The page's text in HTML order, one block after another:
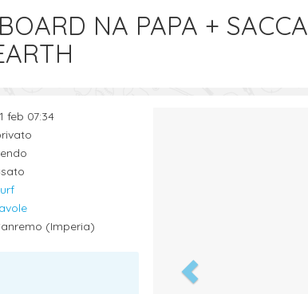
NA PAPA + SACCA
feb 07:34
(Imperia)